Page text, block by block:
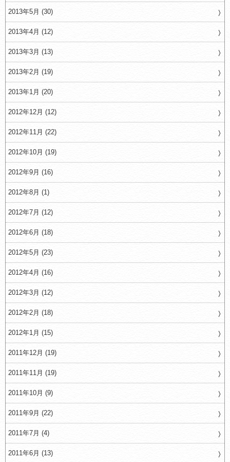
2013年5月 (30)
2013年4月 (12)
2013年3月 (13)
2013年2月 (19)
2013年1月 (20)
2012年12月 (12)
2012年11月 (22)
2012年10月 (19)
2012年9月 (16)
2012年8月 (1)
2012年7月 (12)
2012年6月 (18)
2012年5月 (23)
2012年4月 (16)
2012年3月 (12)
2012年2月 (18)
2012年1月 (15)
2011年12月 (19)
2011年11月 (19)
2011年10月 (9)
2011年9月 (22)
2011年7月 (4)
2011年6月 (13)